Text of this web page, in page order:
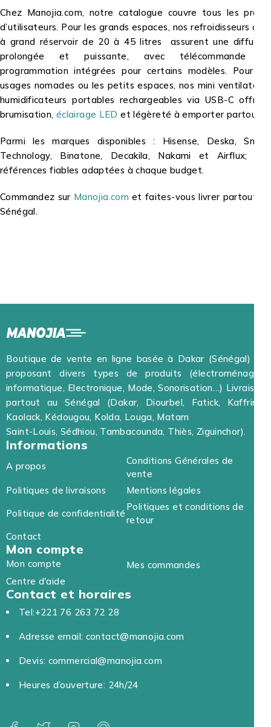
Chez Manojia.com, notre catalogue couvre tous les profils
d’utilisateurs. Pour les grands espaces, nos refroidisseurs d’air
à grand réservoir de 20 à 45 litres assurent une diffusion
prolongée et puissante, avec télécommande et
programmation intégrées pour certains modèles. Pour les
usages nomades ou les petits espaces, nos mini ventilateurs
humidificateurs portables rechargeables via USB-C offrent
brumisation, éclairage LED et légèreté à emporter partout.
Parmi les marques disponibles : Hisense, Deska, Smart
Technology, Binatone, Decakila, Nakami et Airflux; des
références fiables adaptées à chaque budget.
Commandez sur Manojia.com et faites-vous livrer partout au
Sénégal.
Boutique de vente en ligne basée à Dakar (Sénégal) et
proposant divers types de produits (électroménager,
informatique, Electronique, Mode, Sonorisation…) Livraison
partout au Sénégal (Dakar, Diourbel, Fatick, Kaffrine,
Kaolack, Kédougou, Kolda, Louga, Matam
Saint-Louis, Sédhiou, Tambacounda, Thiès, Ziguinchor).
Informations
A propos
Conditions Générales de
vente
Politiques de livraisons
Mentions légales
Politique de confidentialité
Politiques et conditions de
retour
Contact
Mon compte
Mon compte
Mes commandes
Centre d'aide
Contact et horaires
Tel:+221 76 263 72 28
Adresse email: contact@manojia.com
Devis: commercial@manojia.com
Heures d’ouverture: 24h/24